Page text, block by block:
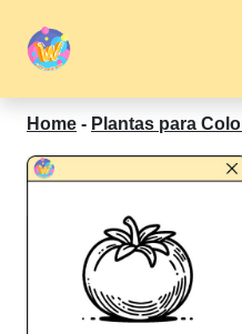
Home - Plantas para